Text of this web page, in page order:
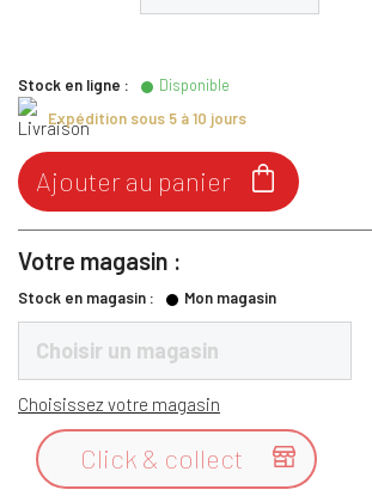
Stock en ligne :
Disponible
Expédition sous 5 à 10 jours

Ajouter au panier
Votre magasin :
Stock en magasin : Mon magasin
Choisir un magasin
Choisissez votre magasin

Click & collect